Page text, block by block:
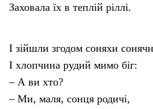
Заховала їх в теплій ріллі.
І зійшли згодом соняхи
І хлопчина рудий мимо біг:
– А ви хто?
– Ми, маля, сонця родичі,